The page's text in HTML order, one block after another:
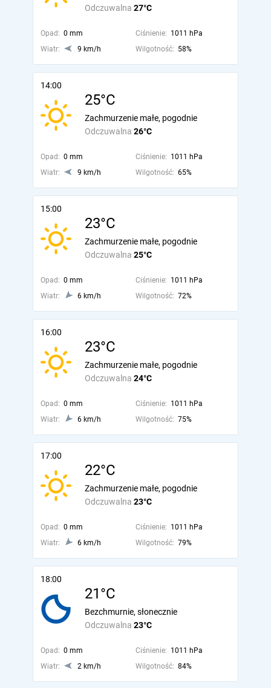
Odczuwalna 27°C
Opad: 0 mm Ciśnienie: 1011 hPa
Wiatr:
9 km/h Wilgotność: 58%
14:00
25°C
Odczuwalna 26°C
Zachmurzenie małe, pogodnie
Opad: 0 mm Ciśnienie: 1011 hPa
Wiatr:
9 km/h Wilgotność: 65%
15:00
23°C
Odczuwalna 25°C
Zachmurzenie małe, pogodnie
Opad: 0 mm Ciśnienie: 1011 hPa
Wiatr:
6 km/h Wilgotność: 72%
16:00
23°C
Odczuwalna 24°C
Zachmurzenie małe, pogodnie
Opad: 0 mm Ciśnienie: 1011 hPa
Wiatr:
6 km/h Wilgotność: 75%
17:00
22°C
Odczuwalna 23°C
Zachmurzenie małe, pogodnie
Opad: 0 mm Ciśnienie: 1011 hPa
Wiatr:
6 km/h Wilgotność: 79%
18:00
21°C
Odczuwalna 23°C
Bezchmurnie, słonecznie
Opad: 0 mm Ciśnienie: 1011 hPa
Wiatr:
2 km/h Wilgotność: 84%